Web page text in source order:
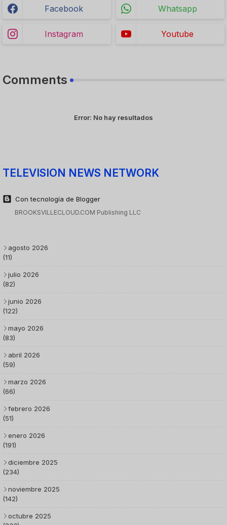
Facebook Whatsapp
Instagram Youtube
Comments
Error: No hay resultados
TELEVISION NEWS NETWORK
Con tecnología de Blogger
BROOKSVILLECLOUD.COM Publishing LLC
agosto 2026
(11)
julio 2026
(82)
junio 2026
(122)
mayo 2026
(83)
abril 2026
(59)
marzo 2026
(66)
febrero 2026
(51)
enero 2026
(191)
diciembre 2025
(234)
noviembre 2025
(142)
octubre 2025